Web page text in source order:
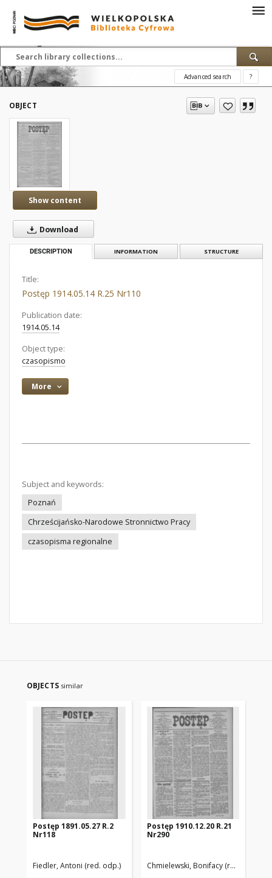
Advanced search ?
OBJECT
Show content
Download
DESCRIPTION INFORMATION STRUCTURE
Title:
Postęp 1914.05.14 R.25 Nr110
Publication date:
1914.05.14
Object type:
czasopismo
More
Subject and keywords:
Poznań
Chrześcijańsko-Narodowe Stronnictwo Pracy
czasopisma regionalne
OBJECTS similar
Postęp 1891.05.27 R.2
Nr118
Fiedler, Antoni (red. odp.)
Postęp 1910.12.20 R.21
Nr290
Chmielewski, Bonifacy (red. odp.)